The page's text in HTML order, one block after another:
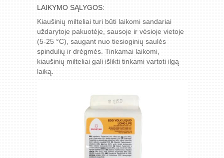
LAIKYMO SĄLYGOS:
Kiaušinių milteliai turi būti laikomi sandariai
uždarytoje pakuotėje, sausoje ir vėsioje vietoje
(5-25 °C), saugant nuo tiesioginių saulės
spindulių ir drėgmės. Tinkamai laikomi,
kiaušinių milteliai gali išlikti tinkami vartoti ilgą
laiką.